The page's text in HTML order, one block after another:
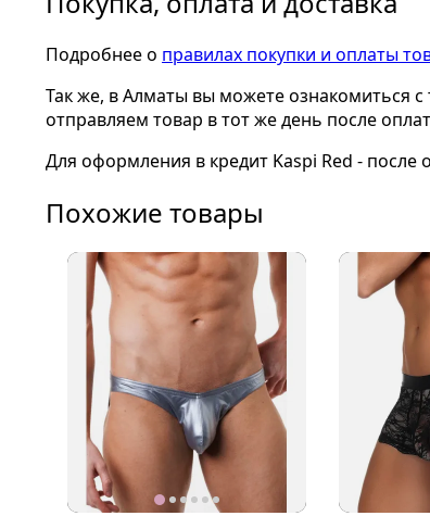
Подробнее о правилах покупки и оплаты
Так же, в Алматы вы можете ознакомиться
отправляем товар в тот же день после
Для оформления в кредит Kaspi Red -
Похожие товары